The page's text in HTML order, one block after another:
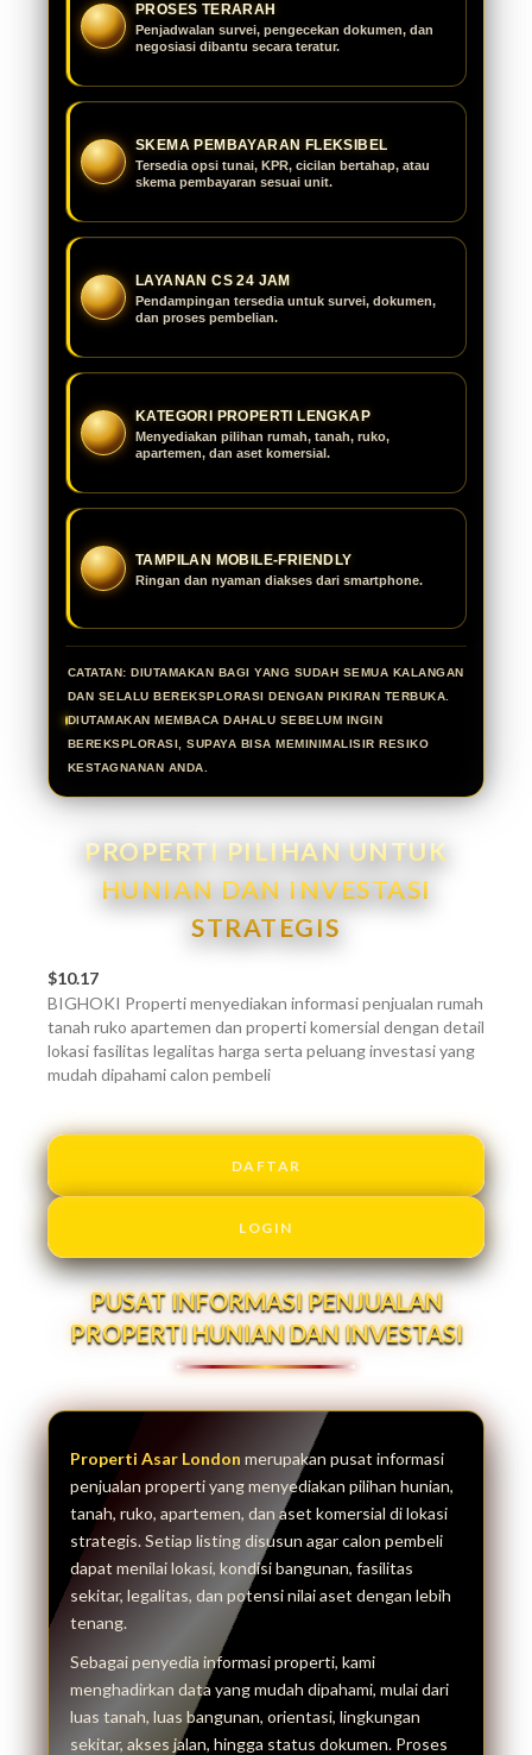
PROSES TERARAH
Penjadwalan survei, pengecekan dokumen, dan
negosiasi dibantu secara teratur.
SKEMA PEMBAYARAN FLEKSIBEL
Tersedia opsi tunai, KPR, cicilan bertahap, atau
skema pembayaran sesuai unit.
LAYANAN CS 24 JAM
Pendampingan tersedia untuk survei, dokumen,
dan proses pembelian.
KATEGORI PROPERTI LENGKAP
Menyediakan pilihan rumah, tanah, ruko,
apartemen, dan aset komersial.
TAMPILAN MOBILE-FRIENDLY
Ringan dan nyaman diakses dari smartphone.
CATATAN: DIUTAMAKAN BAGI YANG SUDAH SEMUA KALANGAN
DAN SELALU BEREKSPLORASI DENGAN PIKIRAN TERBUKA.
DIUTAMAKAN MEMBACA DAHALU SEBELUM INGIN
BEREKSPLORASI, SUPAYA BISA MEMINIMALISIR RESIKO
KESTAGNANAN ANDA.
PROPERTI PILIHAN UNTUK
HUNIAN DAN INVESTASI
STRATEGIS
$10.17
BIGHOKI Properti menyediakan informasi penjualan rumah
tanah ruko apartemen dan properti komersial dengan detail
lokasi fasilitas legalitas harga serta peluang investasi yang
mudah dipahami calon pembeli
DAFTAR
LOGIN
PUSAT INFORMASI PENJUALAN
PROPERTI HUNIAN DAN INVESTASI
Properti Asar London merupakan pusat informasi
penjualan properti yang menyediakan pilihan hunian,
tanah, ruko, apartemen, dan aset komersial di lokasi
strategis. Setiap listing disusun agar calon pembeli
dapat menilai lokasi, kondisi bangunan, fasilitas
sekitar, legalitas, dan potensi nilai aset dengan lebih
tenang.
Sebagai penyedia informasi properti, kami
menghadirkan data yang mudah dipahami, mulai dari
luas tanah, luas bangunan, orientasi, lingkungan
sekitar, akses jalan, hingga status dokumen. Proses